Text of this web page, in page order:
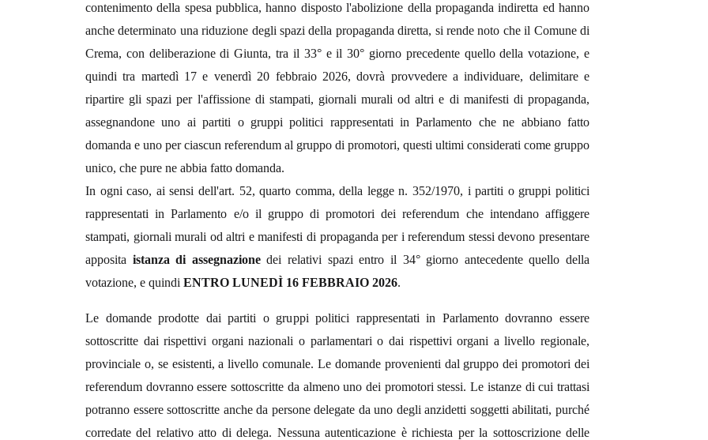
contenimento della spesa pubblica, hanno disposto l'abolizione della propaganda indiretta ed hanno
anche determinato una riduzione degli spazi della propaganda diretta, si rende noto che il Comune di
Crema, con deliberazione di Giunta, tra il 33° e il 30° giorno precedente quello della votazione, e
quindi tra martedì 17 e venerdì 20 febbraio 2026, dovrà provvedere a individuare, delimitare e
ripartire gli spazi per l'affissione di stampati, giornali murali od altri e di manifesti di propaganda,
assegnandone uno ai partiti o gruppi politici rappresentati in Parlamento che ne abbiano fatto
domanda e uno per ciascun referendum al gruppo di promotori, questi ultimi considerati come gruppo
unico, che pure ne abbia fatto domanda.
In ogni caso, ai sensi dell'art. 52, quarto comma, della legge n. 352/1970, i partiti o gruppi politici
rappresentati in Parlamento e/o il gruppo di promotori dei referendum che intendano affiggere
stampati, giornali murali od altri e manifesti di propaganda per i referendum stessi devono presentare
apposita istanza di assegnazionedei relativi spazi entro il 34° giorno antecedente quello della
votazione, e quindi ENTRO LUNEDÌ 16 FEBBRAIO 2026.
Le domande prodotte dai partiti o gruppi politici rappresentati in Parlamento dovranno essere
sottoscritte dai rispettivi organi nazionali o parlamentari o dai rispettivi organi a livello regionale,
provinciale o, se esistenti, a livello comunale. Le domande provenienti dal gruppo dei promotori dei
referendum dovranno essere sottoscritte da almeno uno dei promotori stessi. Le istanze di cui trattasi
potranno essere sottoscritte anche da persone delegate da uno degli anzidetti soggetti abilitati, purché
corredate del relativo atto di delega. Nessuna autenticazione è richiesta per la sottoscrizione delle